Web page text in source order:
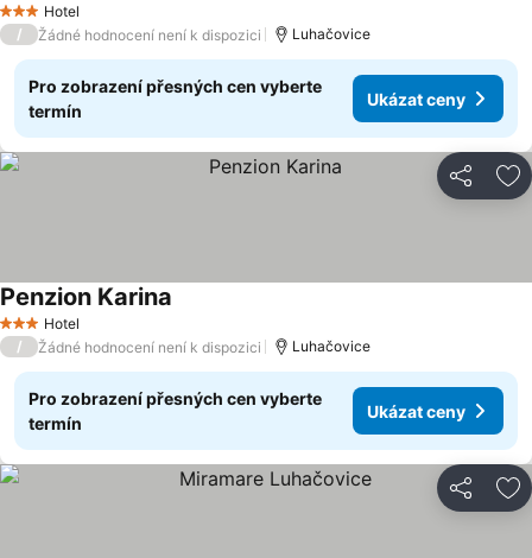
3 Počet hvězdiček
Hotel
/ Žádné hodnocení není k dispozici Luhačovice
Pro zobrazení přesných cen vyberte
termín
Ukázat ceny
Sdílet
3 Počet hvězdiček
Hotel
Penzion Karina
/ Žádné hodnocení není k dispozici Luhačovice
Pro zobrazení přesných cen vyberte
termín
Ukázat ceny
Sdílet